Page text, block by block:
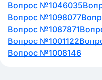
Вопрос №1046035
Вопрос №1098077
Вопрос №1087871
Вопрос №1001122
Вопрос №1008146